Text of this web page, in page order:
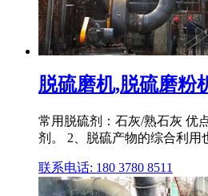
脱硫磨机,脱硫磨粉
常用脱硫剂：石灰/熟石灰 优
剂。 2、脱硫产物的综合利用
联系电话: 180 3780 8511